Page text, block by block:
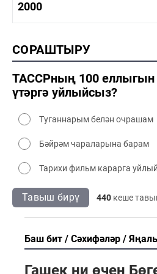
2000
2000 сәнәгать
2000 мәдәният
СОРАШТЫРУ
ТАССРның 100 еллыгын
үтәргә уйлыйсыз?
Туганнарым белән очрашам
Бәйрәм чараларына барам
Тарихи фильм карарга
Тавыш бирү 440 кеше
Баш бит Сәхифәләр